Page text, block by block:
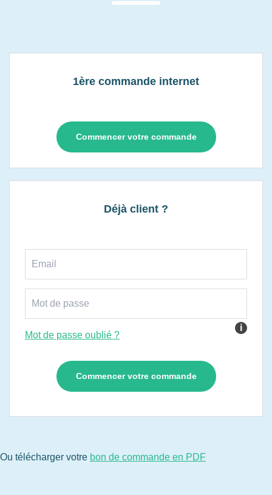
1ère commande internet
Commencer votre commande
Déjà client ?
i
Mot de passe oublié ?
Ou télécharger votre bon de commande en PDF